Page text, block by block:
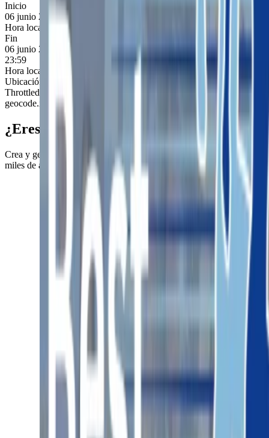
Inicio
06 junio 2026
Hora local del evento (Europe/Madrid):
Fin
06 junio 2026
23:59
Hora local del evento (Europe/Madrid):
06 jun 2026, 23:59
Ubicación
Throttled! See geocode.xyz/pricing, Throttled! See
geocode.xyz/pricing,
¿Eres organizador/a?
Crea y gestiona tus eventos deportivos de forma profesional. Llega a
miles de atletas y simplifica todo el proceso de inscripción.